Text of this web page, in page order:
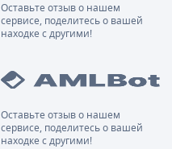
Оставьте отзыв о нашем
сервисе, поделитесь о вашей
находке с другими!
Оставьте отзыв о нашем
сервисе, поделитесь о вашей
находке с другими!